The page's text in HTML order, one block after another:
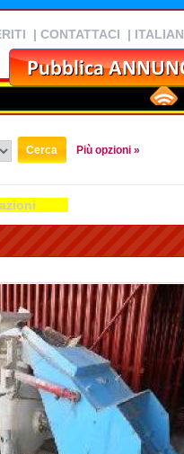
| CONTATTACI | ITALIAN
Più opzioni »